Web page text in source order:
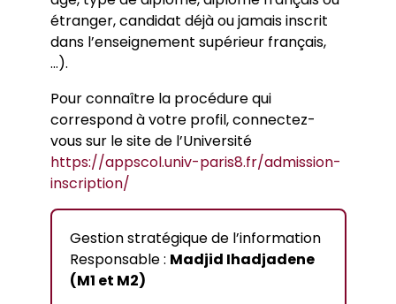
étranger, candidat déjà ou jamais inscrit
dans l’enseignement supérieur français,
…).
Pour connaître la procédure qui
correspond à votre profil, connectez-
vous sur le site de l’Université
https://appscol.univ-paris8.fr/admission-
inscription/
Gestion stratégique de l’information
Responsable : Madjid Ihadjadene
(M1 et M2)